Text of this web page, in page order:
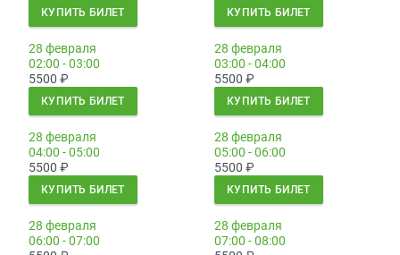
КУПИТЬ БИЛЕТ КУПИТЬ БИЛЕТ
28 февраля
02:00 - 03:00
5500 ₽
КУПИТЬ БИЛЕТ
28 февраля
03:00 - 04:00
5500 ₽
КУПИТЬ БИЛЕТ
28 февраля
04:00 - 05:00
5500 ₽
КУПИТЬ БИЛЕТ
28 февраля
05:00 - 06:00
5500 ₽
КУПИТЬ БИЛЕТ
28 февраля
06:00 - 07:00
28 февраля
07:00 - 08:00